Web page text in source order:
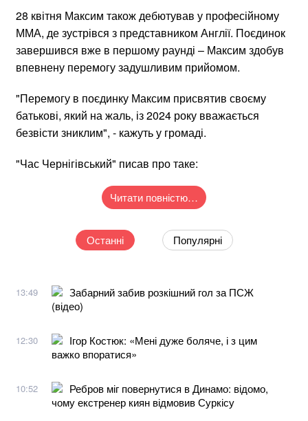
28 квітня Максим також дебютував у професійному
ММА, де зустрівся з представником Англії. Поєдинок
завершився вже в першому раунді – Максим здобув
впевнену перемогу задушливим прийомом.
"Перемогу в поєдинку Максим присвятив своєму
батькові, який на жаль, із 2024 року вважається
безвісти зниклим", - кажуть у громаді.
"Час Чернігівський" писав про таке:
Читати повністю…
Останні Популярні
13:49
Забарний забив розкішний гол за ПСЖ
(відео)
12:30
Ігор Костюк: «Мені дуже боляче, і з цим
важко впоратися»
10:52
Ребров міг повернутися в Динамо: відомо,
чому екстренер киян відмовив Суркісу